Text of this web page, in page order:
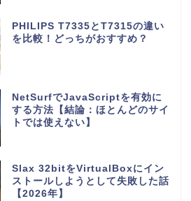
PHILIPS T7335とT7315の違い
を比較！どっちがおすすめ？
NetSurfでJavaScriptを有効に
する方法【結論：ほとんどのサイ
トでは使えない】
Slax 32bitをVirtualBoxにイン
ストールしようとして失敗した話
【2026年】